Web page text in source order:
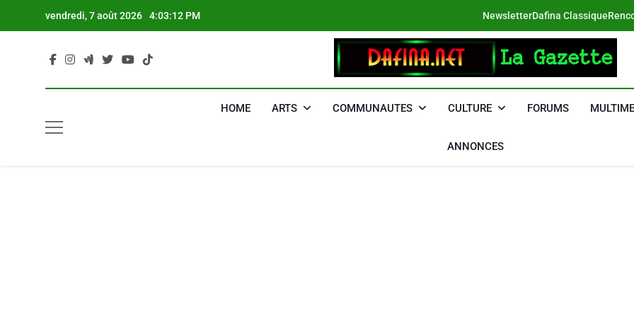
vendredi, 7 août 2026 4:03:13 PM NewsletterDafina Classique
DAFINA
HOME ARTS COMMUNAUTES CULTURE FORUMS
ANNONCES